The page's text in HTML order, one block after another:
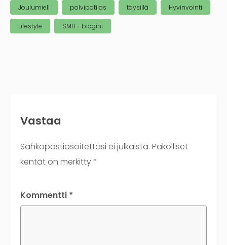
Joulumieli polvipotilas täysillä Hyvinvointi
Lifestyle SMH - blogini
Vastaa
Sähköpostiosoitettasi ei julkaista. Pakolliset
kentät on merkitty*
Kommentti *